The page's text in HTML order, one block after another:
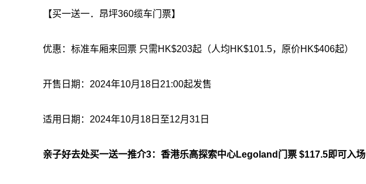
【买一送一．昂坪360缆车门票】
优惠：标准车厢来回票 只需HK$203起（人均HK$101.5，原价HK$406起）
开售日期：2024年10月18日21:00起发售
适用日期：2024年10月18日至12月31日
亲子好去处买一送一推介3：香港乐高探索中心Legoland门票 $117.5即可入场